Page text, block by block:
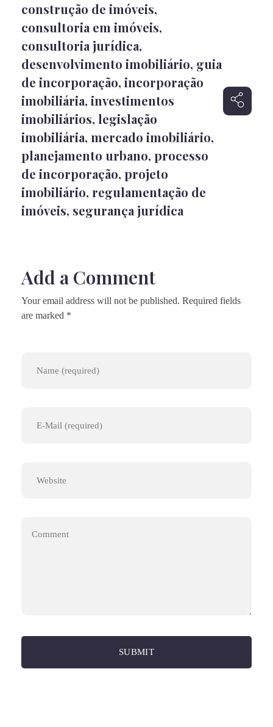
construção de imóveis,
consultoria em imóveis,
consultoria jurídica,
desenvolvimento imobiliário, guia
de incorporação, incorporação
imobiliária, investimentos
imobiliários, legislação
imobiliária, mercado imobiliário,
planejamento urbano, processo
de incorporação, projeto
imobiliário, regulamentação de
imóveis, segurança jurídica
Add a Comment
Your email address will not be published. Required fields
are marked *